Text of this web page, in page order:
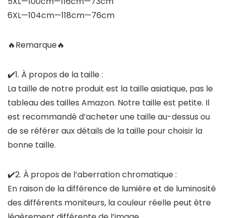
6XL—104cm—118cm—76cm
🔥Remarque🔥
✔️1. À propos de la taille :
La taille de notre produit est la taille asiatique, pas le
tableau des tailles Amazon. Notre taille est petite. Il
est recommandé d’acheter une taille au-dessus ou
de se référer aux détails de la taille pour choisir la
bonne taille.
✔️2. À propos de l’aberration chromatique :
En raison de la différence de lumière et de luminosité
des différents moniteurs, la couleur réelle peut être